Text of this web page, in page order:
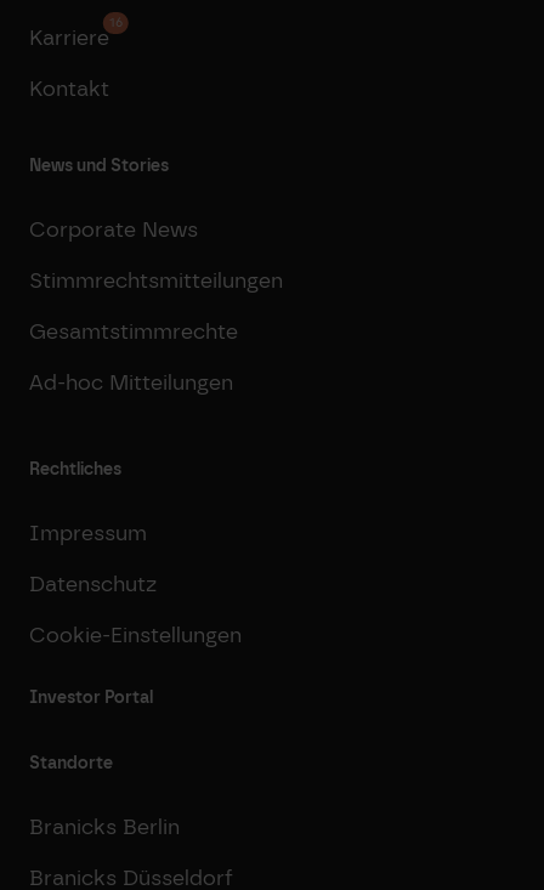
Karriere
16
Kontakt
News und Stories
Corporate News
Stimmrechtsmitteilungen
Gesamtstimmrechte
Ad-hoc Mitteilungen
Rechtliches
Impressum
Datenschutz
Cookie-Einstellungen
Investor Portal
Standorte
Branicks Berlin
Branicks Düsseldorf